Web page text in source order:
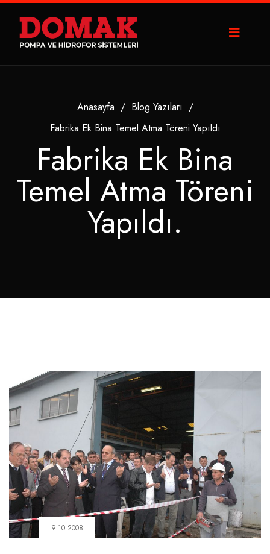
Anasayfa / Blog Yazıları /
Fabrika Ek Bina Temel Atma Töreni Yapıldı.
Fabrika Ek Bina
Temel Atma Töreni
Yapıldı.
9.10.2008